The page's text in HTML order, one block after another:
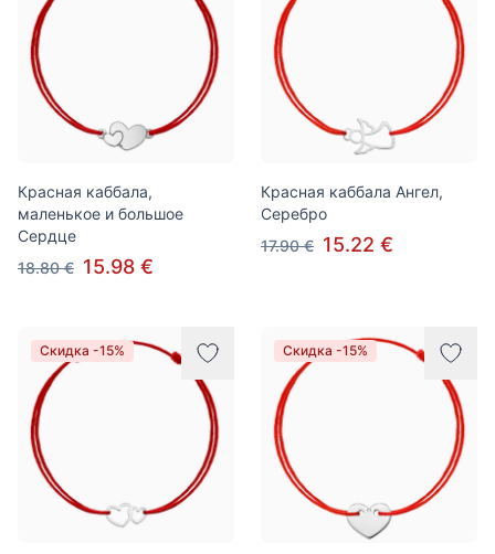
Красная каббала,
маленькое и большое
Cердце
18.80 € 15.98 €
Красная каббала Ангел,
Серебро
17.90 € 15.22 €
Скидка -15% Скидка -15%